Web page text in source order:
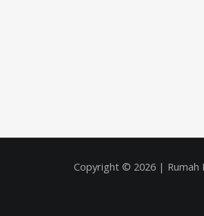
Copyright © 2026 | Rumah